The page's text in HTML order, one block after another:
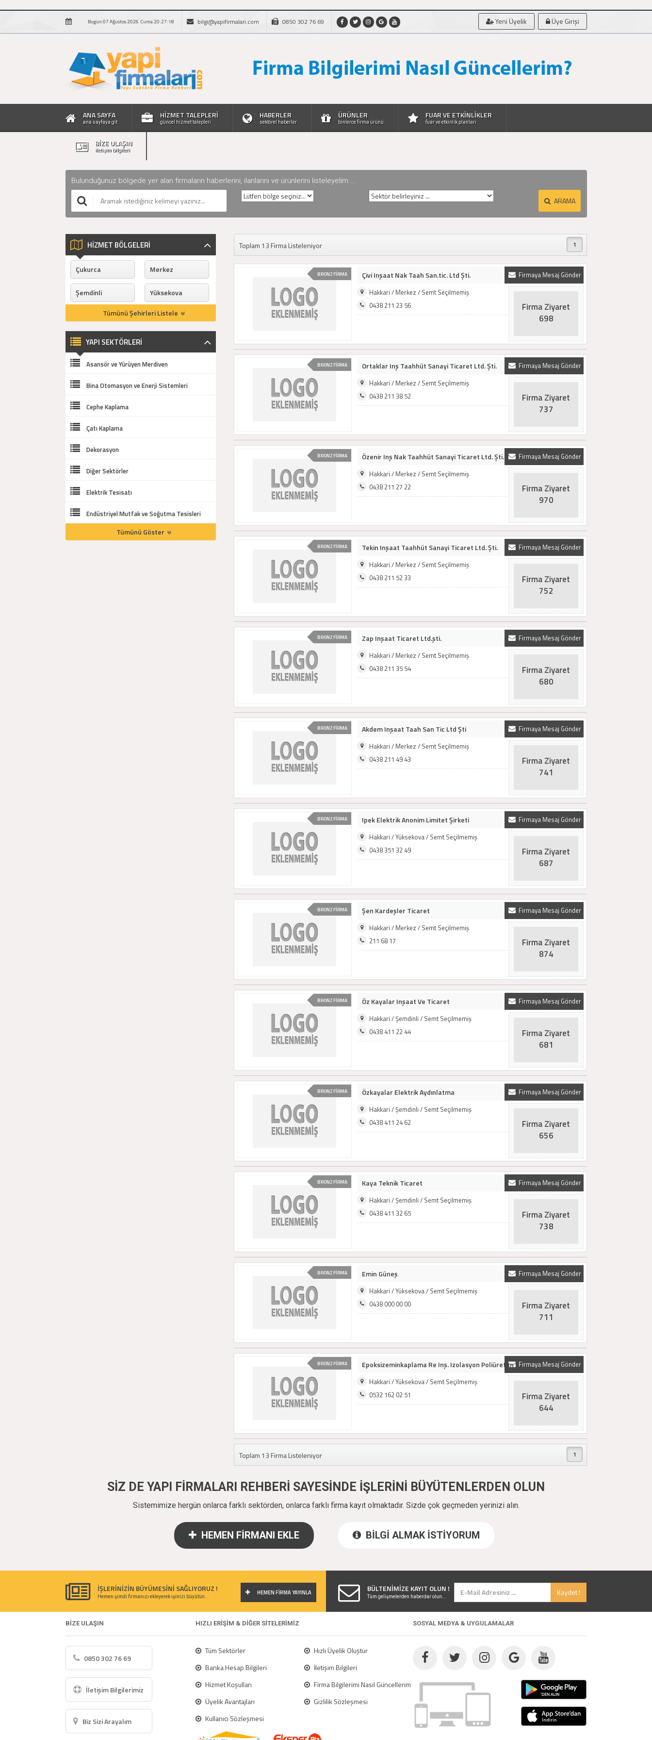
Bugün 07 Ağustos 2026 Cuma 20:27:19 bilgi@yapifirmalari.com 0850 302 76 69 Yeni Üyelik Üye Girişi
ANA SAYFA
ana sayfaya git
HİZMET TALEPLERİ
güncel hizmet talepleri
HABERLER
sektörel haberler
ÜRÜNLER
binlerce firma ürünü
FUAR VE ETKİNLİKLER
fuar ve etkinlik planları
BİZE ULAŞIN
iletişim bilgileri
Bulunduğunuz bölgede yer alan firmaların haberlerini, ilanlarını ve ürünlerini listeleyelim ...
ARAMA
HİZMET BÖLGELERİ
Çukurca Merkez
Şemdinli
Yüksekova
Tümünü Şehirleri Listele
YAPI SEKTÖRLERİ
Asansör ve Yürüyen Merdiven
Bina Otomasyon ve Enerji Sistemleri
Cephe Kaplama
Çatı Kaplama
Dekorasyon
Diğer Sektörler
Elektrik Tesisatı
Endüstriyel Mutfak ve Soğutma Tesisleri
Tümünü Göster
Toplam 13 Firma Listeleniyor 1
BRONZ FİRMA Firmaya Mesaj Gönder
Çivi Inşaat Nak Taah San.tic. Ltd Şti.
Hakkari / Merkez / Semt Seçilmemiş
0438 211 23 56
Firma Ziyaret
698
BRONZ FİRMA Firmaya Mesaj Gönder
Ortaklar Inş Taahhüt Sanayi Ticaret Ltd. Şti.
Hakkari / Merkez / Semt Seçilmemiş
0438 211 38 52
Firma Ziyaret
737
BRONZ FİRMA Firmaya Mesaj Gönder
Özenir Inş Nak Taahhüt Sanayi Ticaret Ltd. Şti.
Hakkari / Merkez / Semt Seçilmemiş
0438 211 27 22
Firma Ziyaret
970
BRONZ FİRMA Firmaya Mesaj Gönder
Tekin Inşaat Taahhüt Sanayi Ticaret Ltd. Şti.
Hakkari / Merkez / Semt Seçilmemiş
0438 211 52 33
Firma Ziyaret
752
BRONZ FİRMA Firmaya Mesaj Gönder
Zap Inşaat Ticaret Ltd.şti.
Hakkari / Merkez / Semt Seçilmemiş
0438 211 35 54
Firma Ziyaret
680
BRONZ FİRMA Firmaya Mesaj Gönder
Akdem Inşaat Taah San Tic Ltd Şti
Hakkari / Merkez / Semt Seçilmemiş
0438 211 49 43
Firma Ziyaret
741
BRONZ FİRMA Firmaya Mesaj Gönder
Ipek Elektrik Anonim Limitet Şirketi
Hakkari / Yüksekova / Semt Seçilmemiş
0438 351 32 49
Firma Ziyaret
687
BRONZ FİRMA Firmaya Mesaj Gönder
Şen Kardeşler Ticaret
Hakkari / Merkez / Semt Seçilmemiş
211 68 17
Firma Ziyaret
874
BRONZ FİRMA Firmaya Mesaj Gönder
Öz Kayalar Inşaat Ve Ticaret
Hakkari / Şemdinli / Semt Seçilmemiş
0438 411 22 44
Firma Ziyaret
681
BRONZ FİRMA Firmaya Mesaj Gönder
Özkayalar Elektrik Aydınlatma
Hakkari / Şemdinli / Semt Seçilmemiş
0438 411 24 62
Firma Ziyaret
656
BRONZ FİRMA Firmaya Mesaj Gönder
Kaya Teknik Ticaret
Hakkari / Şemdinli / Semt Seçilmemiş
0438 411 32 65
Firma Ziyaret
738
BRONZ FİRMA Firmaya Mesaj Gönder
Emin Güneş
Hakkari / Yüksekova / Semt Seçilmemiş
0438 000 00 00
Firma Ziyaret
711
BRONZ FİRMA Firmaya Mesaj Gönder
Epoksizeminkaplama Re Inş. Izolasyon Poliüretan
Hakkari / Yüksekova / Semt Seçilmemiş
0532 162 02 51
Firma Ziyaret
644
Toplam 13 Firma Listeleniyor 1
SİZ DE YAPI FİRMALARI REHBERİ SAYESİNDE İŞLERİNİ BÜYÜTENLERDEN OLUN
Sistemimize hergün onlarca farklı sektörden, onlarca farklı firma kayıt olmaktadır. Sizde çok geçmeden yerinizi alın.
HEMEN FİRMANI EKLE BİLGİ ALMAK İSTİYORUM
İŞLERİNİZİN BÜYÜMESİNİ SAĞLIYORUZ ! HEMEN FİRMA YAYINLA
Hemen şimdi firmanızı ekleyerek işinizi büyütün...
BÜLTENİMİZE KAYIT OLUN ! Kaydet !
Tüm gelişmelerden haberdar olun...
BİZE ULAŞIN HIZLI ERİŞİM & DİĞER SİTELERİMİZ SOSYAL MEDYA & UYGULAMALAR
0850 302 76 69
İletişim Bilgilerimiz
Biz Sizi Arayalım
Tüm Sektörler
Hızlı Üyelik Oluştur
Banka Hesap Bilgileri
İletişim Bilgileri
Hizmet Koşulları
Firma Bilgilerimi Nasıl Güncellerim
Üyelik Avantajları
Gizlilik Sözleşmesi
Kullanıcı Sözleşmesi